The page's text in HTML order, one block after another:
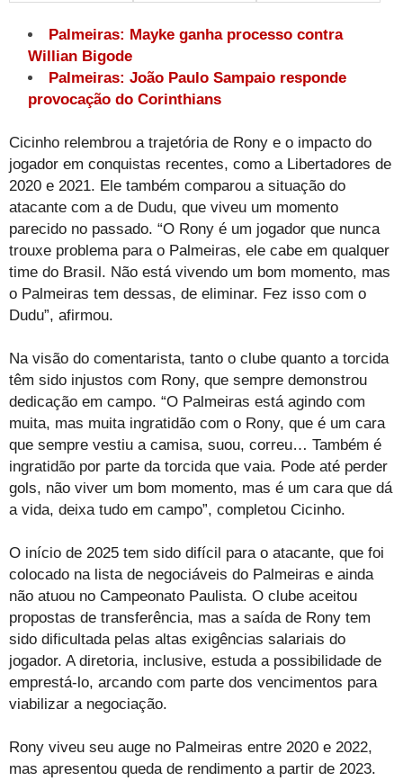
Palmeiras: Mayke ganha processo contra
Willian Bigode
Palmeiras: João Paulo Sampaio responde
provocação do Corinthians
Cicinho relembrou a trajetória de Rony e o impacto do
jogador em conquistas recentes, como a Libertadores de
2020 e 2021. Ele também comparou a situação do
atacante com a de Dudu, que viveu um momento
parecido no passado. “O Rony é um jogador que nunca
trouxe problema para o Palmeiras, ele cabe em qualquer
time do Brasil. Não está vivendo um bom momento, mas
o Palmeiras tem dessas, de eliminar. Fez isso com o
Dudu”, afirmou.
Na visão do comentarista, tanto o clube quanto a torcida
têm sido injustos com Rony, que sempre demonstrou
dedicação em campo. “O Palmeiras está agindo com
muita, mas muita ingratidão com o Rony, que é um cara
que sempre vestiu a camisa, suou, correu… Também é
ingratidão por parte da torcida que vaia. Pode até perder
gols, não viver um bom momento, mas é um cara que dá
a vida, deixa tudo em campo”, completou Cicinho.
O início de 2025 tem sido difícil para o atacante, que foi
colocado na lista de negociáveis do Palmeiras e ainda
não atuou no Campeonato Paulista. O clube aceitou
propostas de transferência, mas a saída de Rony tem
sido dificultada pelas altas exigências salariais do
jogador. A diretoria, inclusive, estuda a possibilidade de
emprestá-lo, arcando com parte dos vencimentos para
viabilizar a negociação.
Rony viveu seu auge no Palmeiras entre 2020 e 2022,
mas apresentou queda de rendimento a partir de 2023.